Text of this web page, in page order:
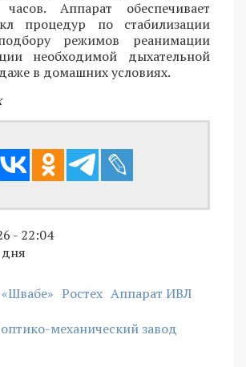
часов. Аппарат обеспечивает
процедур по стабилизации
режимов реанимации
необходимой дыхательной
в домашних условиях.
- 22:04
Ростех Аппарат ИВЛ
механический завод